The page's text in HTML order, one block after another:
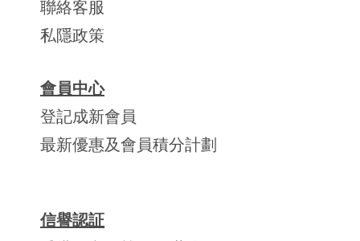
聯絡客服
私隱政策
會員中心
登記成新會員
最新優惠及會員積分計劃
信譽認証